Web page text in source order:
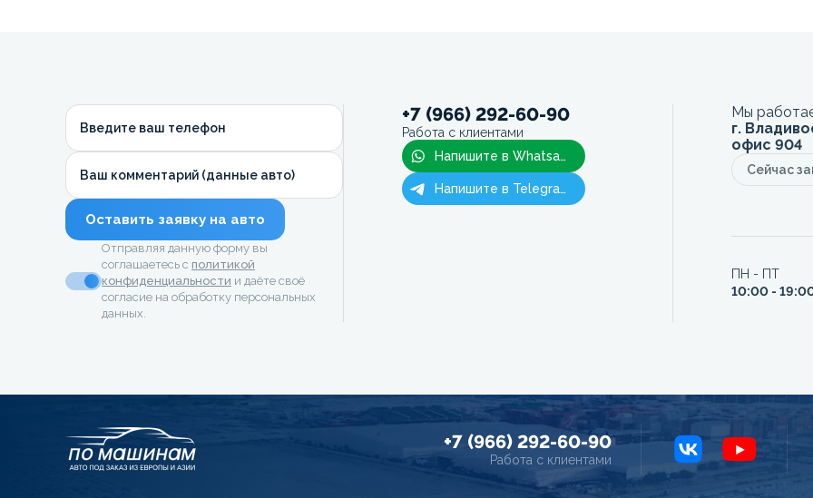
Введите ваш телефон
Ваш комментарий (данные авто)
Оставить заявку на авто
Отправляя данную форму вы
соглашаетесь с политикой
конфиденциальности и даёте своё
согласие на обработку персональных
данных.
+7 (966) 292-60-90
Работа с клиентами
Напишите в Whatsapp
Напишите в Telegram
Мы
г.
офис 904
Сейчас
ПН - ПТ
10:00 -
+7 (966) 292-60-90
Работа с клиентами